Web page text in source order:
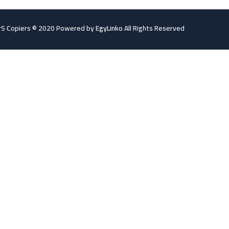
Copiers © 2020 Powered byEgyLinkoAll Rights Reserved.